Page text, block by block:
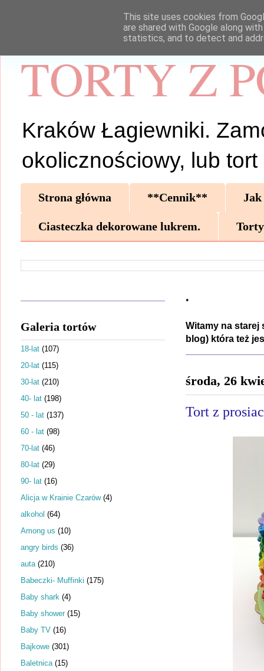
TORTY Z
Kraków Łagiewniki.
okolicznościowy, lub tort
Strona główna **Cennik** Jak
Ciasteczka dekorowane lukrem.
.
Witamy na starej
blog) która też
środa, 26
Tort z
Galeria tortów
18-lat (107)
20-lat (115)
30-lat (210)
40- lat (198)
50 - lat (137)
60 - lat (98)
70-lat (46)
80-lat (29)
90- lat (16)
Alicja w Krainie Czarów (4)
alkohol (64)
Among us (10)
angry birds (36)
auta (210)
Babeczki- Muffinki (175)
Baby shark (4)
Baby shower (15)
Baby TV (16)
Bajkowe (301)
Baletnica (15)
This site uses cookies from
are shared with Google along
statistics, and to detect and